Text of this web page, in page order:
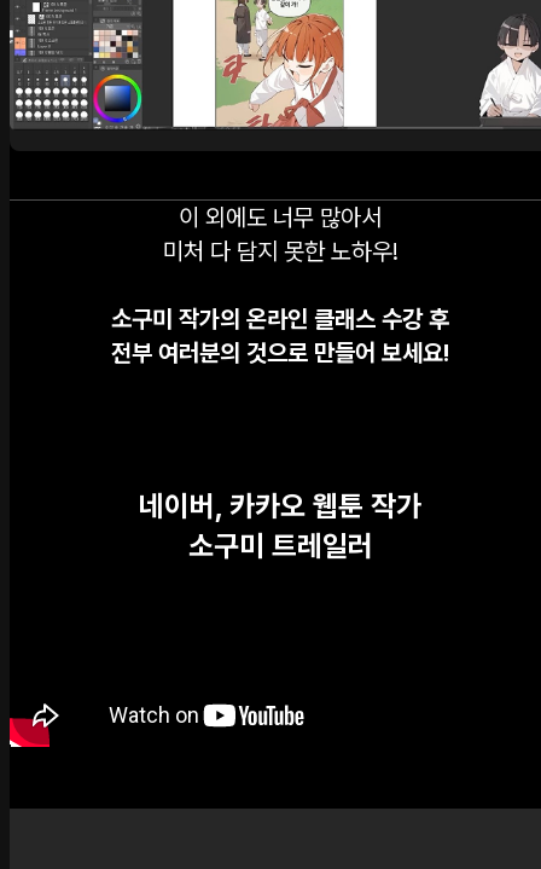
이 외에도 너무 많아서
미처 다 담지 못한 노하우!
소구미 작가의 온라인 클래스 수강 후
전부 여러분의 것으로 만들어 보세요!
네이버, 카카오 웹툰 작가
소구미 트레일러